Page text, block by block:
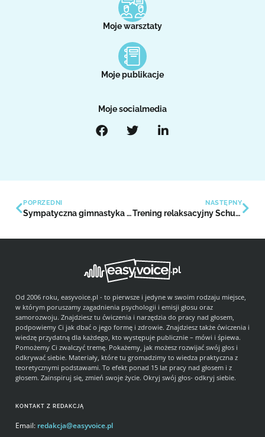
Moje warsztaty
Moje publikacje
Moje socialmedia
POPRZEDNI
Sympatyczna gimnastyka buzi i języka
NASTĘPNY
Trening relaksacyjny Schultza
KONTAKT Z REDAKCJĄ
Email: redakcja@easyvoice.pl
Od 2006 roku, easyvoice.pl - to pierwsze i jedyne w swoim rodzaju miejsce,
w którym poruszamy zagadnienia psychologii i emisji głosu oraz
samorozwoju. Znajdziesz tu ćwiczenia i narzędzia do pracy nad głosem,
podpowiemy Ci jak dbać o jego formę i zdrowie. Znajdziesz także ćwiczenia i
wiedzę przydatną dla każdego, kto występuje publicznie – mówi i śpiewa.
Pomożemy Ci zwalczyć tremę. Pokażemy, jak możesz rozwijać swój głos i
odkrywać siebie. Materiały, które tu gromadzimy to wiedza praktyczna z
teoretycznymi podstawami. To efekt ponad 15 lat pracy nad głosem i z
głosem. Zainspiruj się, zmień swoje życie. Okryj swój głos- odkryj siebie.